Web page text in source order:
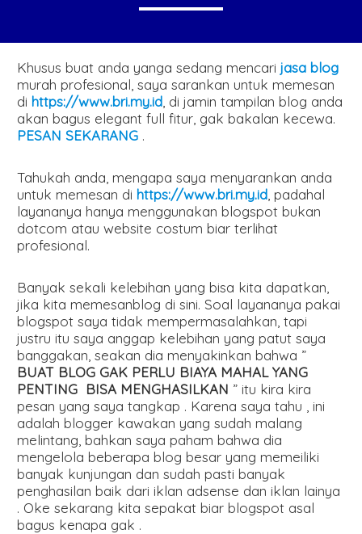
Khusus buat anda yanga sedang mencarijasa blog
murah profesional, saya sarankan untuk memesan
dihttps://www.bri.my.id , di jamin tampilan blog anda
akan bagus elegant full fitur, gak bakalan kecewa.
PESAN SEKARANG .
Tahukah anda, mengapa saya menyarankan anda
untuk memesan dihttps://www.bri.my.id , padahal
layananya hanya menggunakan blogspot bukan
dotcom atau website costum biar terlihat
profesional.
Banyak sekali kelebihan yang bisa kita dapatkan,
jika kita memesanblog di sini. Soal layananya pakai
blogspot saya tidak mempermasalahkan, tapi
justru itu saya anggap kelebihan yang patut saya
banggakan, seakan dia menyakinkan bahwa ”
BUAT BLOG GAK PERLU BIAYA MAHAL YANG
PENTING BISA MENGHASILKAN ” itu kira kira
pesan yang saya tangkap . Karena saya tahu , ini
adalah blogger kawakan yang sudah malang
melintang, bahkan saya paham bahwa dia
mengelola beberapa blog besar yang memeiliki
banyak kunjungan dan sudah pasti banyak
penghasilan baik dari iklan adsense dan iklan lainya
. Oke sekarang kita sepakat biar blogspot asal
bagus kenapa gak .